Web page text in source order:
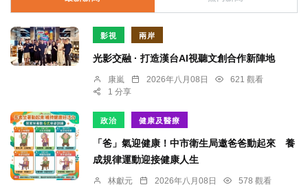
影視 兩岸
光影交融 · 打造漢台AI視聽文創合作新陣地
康嵐 2026年八月08日
621 觀看
1 分享
政治 健康及醫療
「爸」氣迎健康！中市衛生局邀爸爸動起來 養
成規律運動迎接健康人生
林獻元 2026年八月08日
578 觀看